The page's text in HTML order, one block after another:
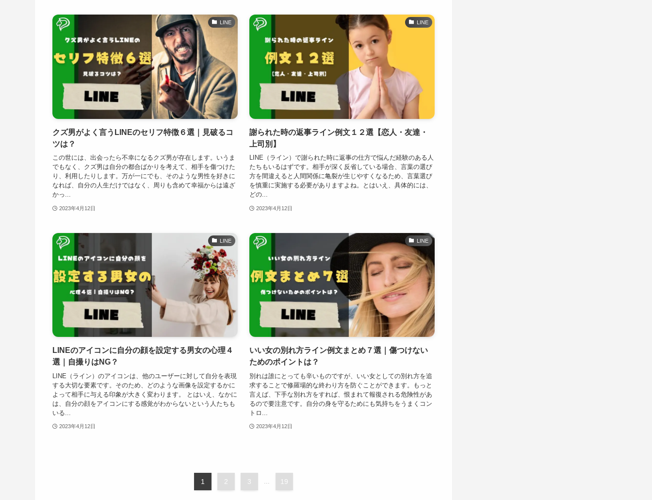
LINE
クズ男がよく言うLINEのセリフ特徴６選｜見破るコ
ツは？
この世には、出会ったら不幸になるクズ男が存在します。いうま
でもなく、クズ男は自分の都合ばかりを考えて、相手を傷つけた
り、利用したりします。万が一にでも、そのような男性を好きに
なれば、自分の人生だけではなく、周りも含めて幸福からは遠ざ
かっ...
2023年4月12日
LINE
謝られた時の返事ライン例文１２選【恋人・友達・
上司別】
LINE（ライン）で謝られた時に返事の仕方で悩んだ経験のある人
たちもいるはずです。相手が深く反省している場合、言葉の選び
方を間違えると人間関係に亀裂が生じやすくなるため、言葉選び
を慎重に実施する必要がありますよね。とはいえ、具体的には、
どの...
2023年4月12日
LINE
LINEのアイコンに自分の顔を設定する男女の心理４
選｜自撮りはNG？
LINE（ライン）のアイコンは、他のユーザーに対して自分を表現
する大切な要素です。そのため、どのような画像を設定するかに
よって相手に与える印象が大きく変わります。 とはいえ、なかに
は、自分の顔をアイコンにする感覚がわからないという人たちも
いる...
2023年4月12日
LINE
いい女の別れ方ライン例文まとめ７選｜傷つけない
ためのポイントは？
別れは誰にとっても辛いものですが、いい女としての別れ方を追
求することで修羅場的な終わり方を防ぐことができます。もっと
言えば、下手な別れ方をすれば、恨まれて報復される危険性があ
るので要注意です。自分の身を守るためにも気持ちをうまくコン
トロ...
2023年4月12日
1 2 3 ... 19